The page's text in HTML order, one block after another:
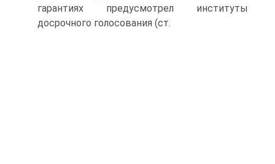
гарантиях предусмотрел институты
досрочного голосования (ст.